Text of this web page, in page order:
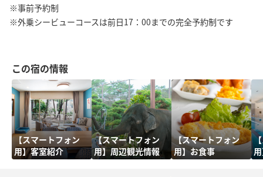
※事前予約制
※外乗シービューコースは前日17：00までの完全予約制です
この宿の情報
【スマートフォン
用】客室紹介
【スマートフォン
用】周辺観光情報
【スマートフォン
用】お食事